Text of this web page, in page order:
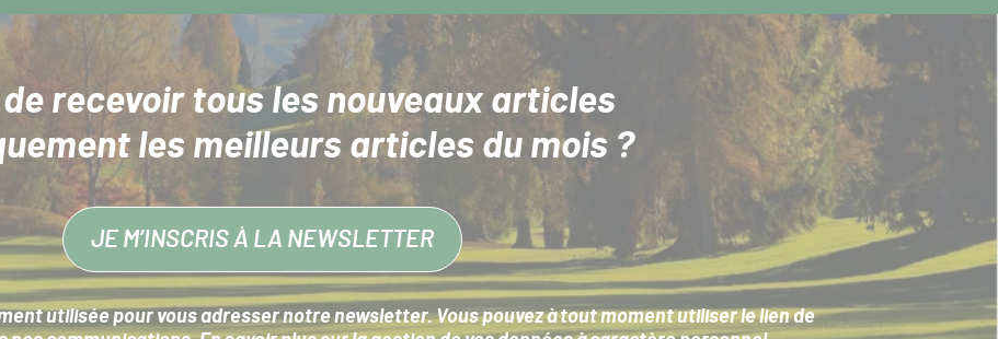
de recevoir tous les nouveaux articles
les meilleurs articles du mois ?
JE M’INSCRIS À LA NEWSLETTER
utilisée pour vous adresser notre newsletter. Vous pouvez à tout moment utiliser le lien de